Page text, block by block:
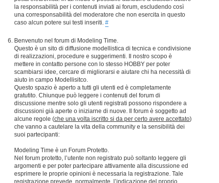
la responsabilità per i contenuti inviati ai forum, escludendo così
una corresponsabilità del moderatore che non esercita in questo
caso alcun potere sui testi inseriti. #
Benvenuto nel forum di Modeling Time.
Questo è un sito di diffusione modellistica di tecnica e condivisione
di realizzazioni, procedure e suggerimenti. Il nostro scopo è
mettere in contatto persone con lo stesso HOBBY per poter
scambiarsi idee, cercare di migliorarsi e aiutare chi ha necessità di
aiuto in campo Modellisitco.
Questo spazio è aperto a tutti gli utenti ed è completamente
gratutito. Chiunque può leggere i contenuti del forum di
discussione mentre solo gli utenti registrati possono rispondere a
discussioni già aperte o iniziarne di nuove. Il forum è soggetto ad
alcune regole (che una volta iscritto si da per certo avere accettato)
che vanno a cautelare la vita della community e la sensibilità dei
suoi partecipanti:
Modeling Time è un Forum Protetto.
Nel forum protetto, l’utente non registrato può soltanto leggere gli
argomenti e per poter partecipare attivamente alla discussione ed
esprimere le proprie opinioni è necessaria la registrazione. Tale
registrazione prevede, normalmente, l’indicazione del proprio